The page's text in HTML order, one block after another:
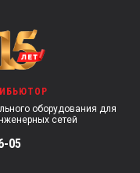
оборудования для
сетей
05